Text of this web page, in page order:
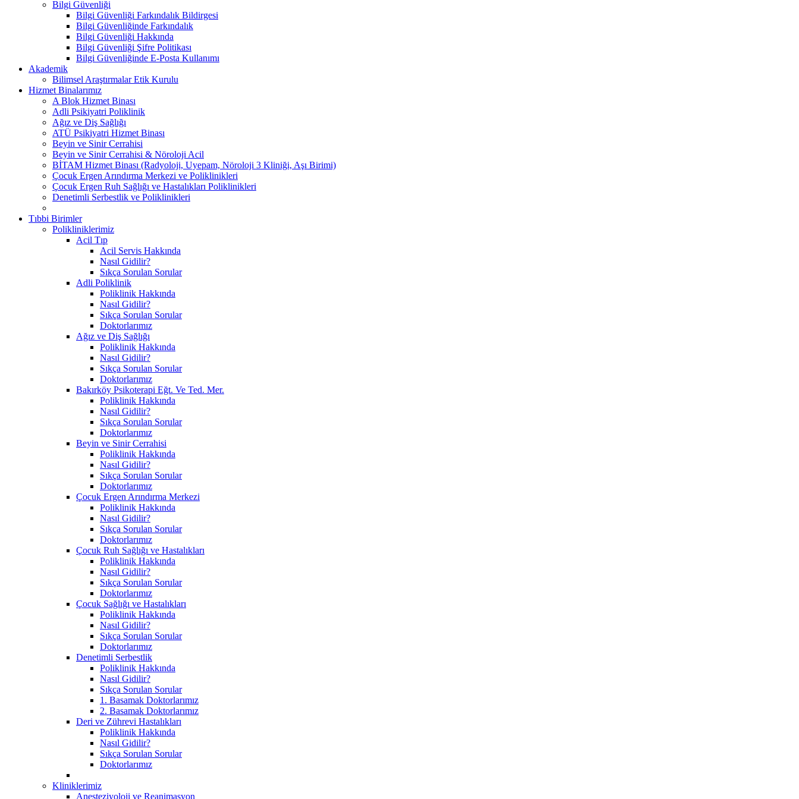
Bilgi Güvenliği
Bilgi Güvenliği Farkındalık Bildirgesi
Bilgi Güvenliğinde Farkındalık
Bilgi Güvenliği Hakkında
Bilgi Güvenliği Şifre Politikası
Bilgi Güvenliğinde E-Posta Kullanımı
Akademik
Bilimsel Araştırmalar Etik Kurulu
Hizmet Binalarımız
A Blok Hizmet Binası
Adli Psikiyatri Poliklinik
Ağız ve Diş Sağlığı
ATÜ Psikiyatri Hizmet Binası
Beyin ve Sinir Cerrahisi
Beyin ve Sinir Cerrahisi & Nöroloji Acil
BİTAM Hizmet Binası (Radyoloji, Uyepam, Nöroloji 3 Kliniği, Aşı Birimi)
Çocuk Ergen Arındırma Merkezi ve Poliklinikleri
Çocuk Ergen Ruh Sağlığı ve Hastalıkları Poliklinikleri
Denetimli Serbestlik ve Poliklinikleri
Tıbbi Birimler
Polikliniklerimiz
Acil Tıp
Acil Servis Hakkında
Nasıl Gidilir?
Sıkça Sorulan Sorular
Adli Poliklinik
Poliklinik Hakkında
Nasıl Gidilir?
Sıkça Sorulan Sorular
Doktorlarımız
Ağız ve Diş Sağlığı
Poliklinik Hakkında
Nasıl Gidilir?
Sıkça Sorulan Sorular
Doktorlarımız
Bakırköy Psikoterapi Eğt. Ve Ted. Mer.
Poliklinik Hakkında
Nasıl Gidilir?
Sıkça Sorulan Sorular
Doktorlarımız
Beyin ve Sinir Cerrahisi
Poliklinik Hakkında
Nasıl Gidilir?
Sıkça Sorulan Sorular
Doktorlarımız
Çocuk Ergen Arındırma Merkezi
Poliklinik Hakkında
Nasıl Gidilir?
Sıkça Sorulan Sorular
Doktorlarımız
Çocuk Ruh Sağlığı ve Hastalıkları
Poliklinik Hakkında
Nasıl Gidilir?
Sıkça Sorulan Sorular
Doktorlarımız
Çocuk Sağlığı ve Hastalıkları
Poliklinik Hakkında
Nasıl Gidilir?
Sıkça Sorulan Sorular
Doktorlarımız
Denetimli Serbestlik
Poliklinik Hakkında
Nasıl Gidilir?
Sıkça Sorulan Sorular
1. Basamak Doktorlarımız
2. Basamak Doktorlarımız
Deri ve Zührevi Hastalıkları
Poliklinik Hakkında
Nasıl Gidilir?
Sıkça Sorulan Sorular
Doktorlarımız
Kliniklerimiz
Anesteziyoloji ve Reanimasyon